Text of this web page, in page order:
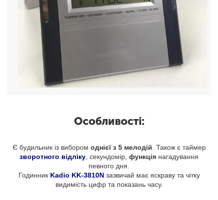
Особливості:
Є будильник із вибором однієї з 5 мелодій . Також є таймер
зворотного відліку , секундомір, функція нагадування
певного дня.
Годинник Kadio KK-3810Nзазвичай має яскраву та чітку
видимість цифр та показань часу.